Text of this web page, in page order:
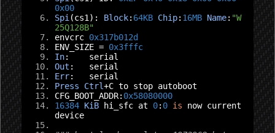
0x00
Spi (cs1 ): Block: 64KB Chip: 16MB Name: "W
25Q128B"
envcrc 0x317b012d
ENV_SIZE = 0x3fffc
In:
    serial
Out :
   serial
Err:
   serial
Press
Ctrl+C to stop autoboot
CFG_BOOT_ADDR: 0x58080000
16384 KiB hi_sfc at 0: 0 is now current
device